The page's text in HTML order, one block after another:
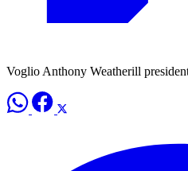
Voglio Anthony Weatherill